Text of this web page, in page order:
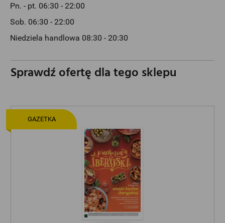
Pn. - pt. 06:30 - 22:00
Sob. 06:30 - 22:00
Niedziela handlowa 08:30 - 20:30
Sprawdź ofertę dla tego sklepu
GAZETKA